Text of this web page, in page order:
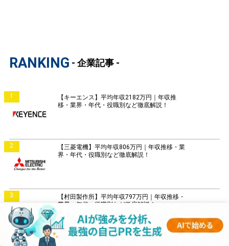
RANKING - 企業記事 -
1
【キーエンス】平均年収2182万円｜年収推
移・業界・年代・役職別など徹底解説！
2
【三菱電機】平均年収806万円｜年収推移・業
界・年代・役職別など徹底解説！
3
【村田製作所】平均年収797万円｜年収推移・
業界・年代・役職別など徹底解説！